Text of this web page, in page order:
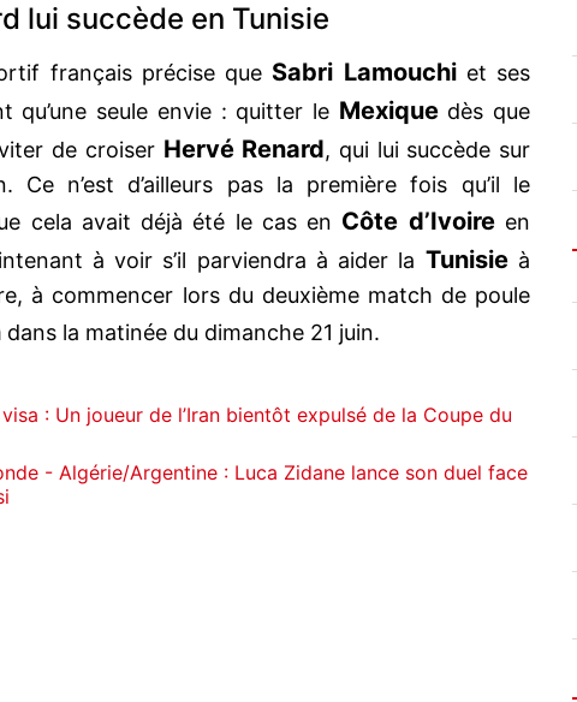
lui succède en Tunisie
français précise que Sabri Lamouchiet ses
qu’une seule envie : quitter le Mexique dès que
de croiser Hervé Renard, qui lui succède sur
Ce n’est d’ailleurs pas la première fois qu’il le
cela avait déjà été le cas en Côte d’Ivoireen
à voir s’il parviendra à aider la Tunisieà
à commencer lors du deuxième match de poule
dans la matinée du dimanche 21 juin.
: Un joueur de l’Iran bientôt expulsé de la Coupe du
- Algérie/Argentine : Luca Zidane lance son duel face